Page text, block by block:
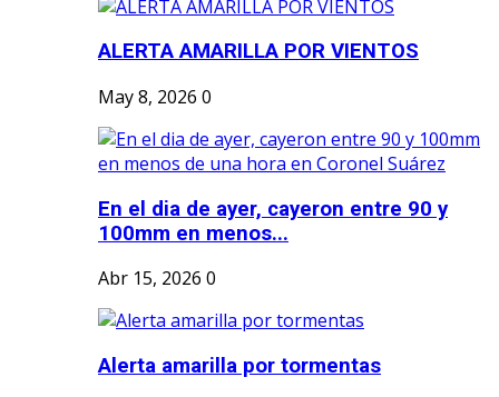
ALERTA AMARILLA POR VIENTOS
May 8, 2026 0
En el dia de ayer, cayeron entre 90 y
100mm en menos...
Abr 15, 2026 0
Alerta amarilla por tormentas